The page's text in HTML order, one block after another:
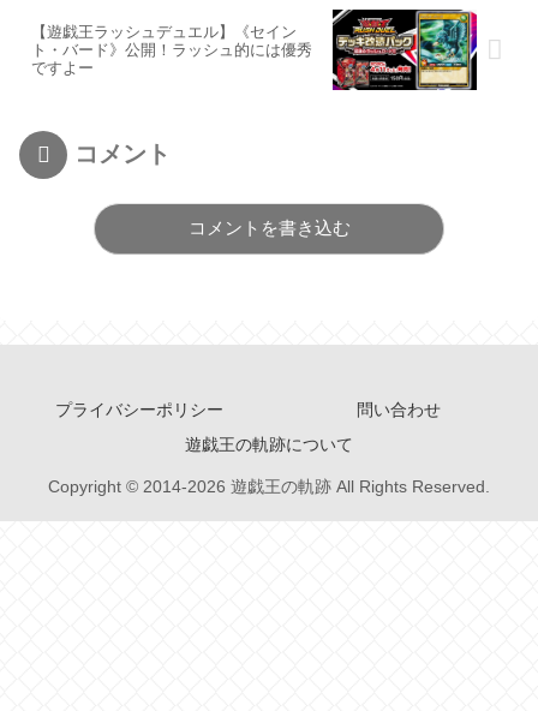
【遊戯王ラッシュデュエル】《セイン
ト・バード》公開！ラッシュ的には優秀
ですよー
コメント
コメントを書き込む
プライバシーポリシー
問い合わせ
遊戯王の軌跡について
Copyright © 2014-2026 遊戯王の軌跡 All Rights Reserved.